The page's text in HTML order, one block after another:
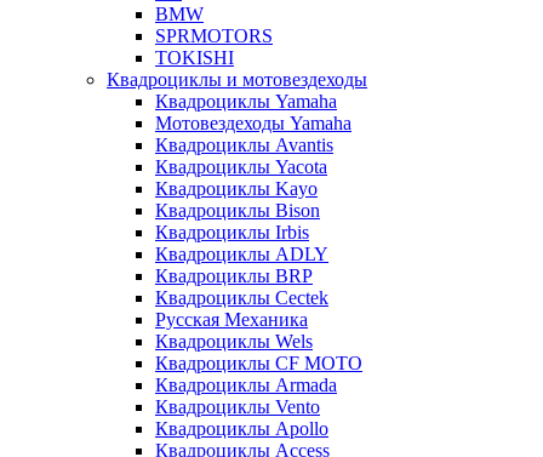
BMW
SPRMOTORS
TOKISHI
Квадроциклы и мотовездеходы
Квадроциклы Yamaha
Мотовездеходы Yamaha
Квадроциклы Avantis
Квадроциклы Yacota
Квадроциклы Kayo
Квадроциклы Bison
Квадроциклы Irbis
Квадроциклы ADLY
Квадроциклы BRP
Квадроциклы Cectek
Русская Механика
Квадроциклы Wels
Квадроциклы CF MOTO
Квадроциклы Armada
Квадроциклы Vento
Квадроциклы Apollo
Квадроциклы Access